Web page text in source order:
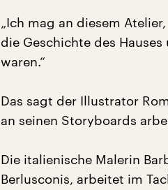
„Ich mag an diesem
die Geschichte des
waren.“
Das sagt der Illustrator
an seinen Storyboards
Die italienische Malerin
Berlusconis, arbeitet im